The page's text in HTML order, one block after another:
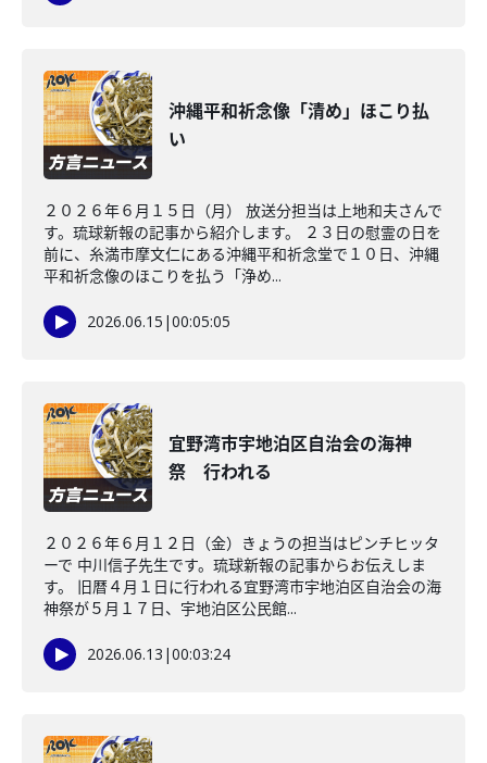
沖縄平和祈念像「清め」ほこり払
い
２０２６年６月１５日（月） 放送分担当は上地和夫さんで
す。琉球新報の記事から紹介します。 ２３日の慰霊の日を
前に、糸満市摩文仁にある沖縄平和祈念堂で１０日、沖縄
平和祈念像のほこりを払う「浄め...
2026.06.15 |00:05:05
宜野湾市宇地泊区自治会の海神
祭 行われる
２０２６年６月１２日（金）きょうの担当はピンチヒッタ
ーで 中川信子先生です。琉球新報の記事からお伝えしま
す。 旧暦４月１日に行われる宜野湾市宇地泊区自治会の海
神祭が５月１７日、宇地泊区公民館...
2026.06.13 |00:03:24